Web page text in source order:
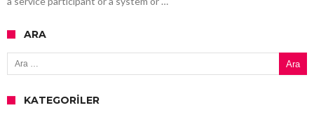
ARA
Arama:
KATEGORILER